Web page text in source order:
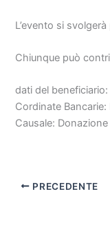
L’evento si
Chiunque può
dati del beneficiario:
Cordinate
Causale:
PRECEDENTE